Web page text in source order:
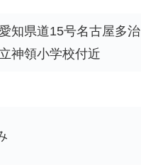
知県道15号名古屋多治
神領小学校付近